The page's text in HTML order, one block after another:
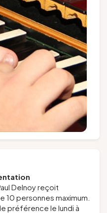
Delnoy reçoit
personnes maximum.
préférence le lundi à